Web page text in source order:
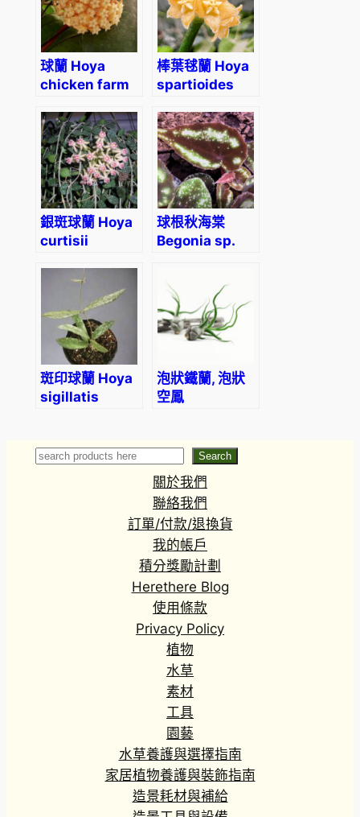
球蘭 Hoya
chicken farm
棒葉毬蘭 Hoya
spartioides
銀斑球蘭 Hoya
curtisii
球根秋海棠
Begonia sp.
斑印球蘭 Hoya
sigillatis
泡狀鐵蘭, 泡狀
空鳳
Search
Search
關於我們
聯絡我們
訂單/付款/退換貨
我的帳戶
積分獎勵計劃
Herethere Blog
使用條款
Privacy Policy
植物
水草
素材
工具
園藝
水草養護與選擇指南
家居植物養護與裝飾指南
造景耗材與補給